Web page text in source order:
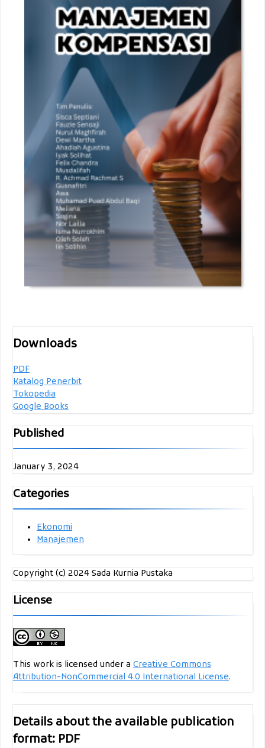
Downloads
PDF
Katalog Penerbit
Tokopedia
Google Books
Published
January 3, 2024
Categories
Ekonomi
Manajemen
Copyright (c) 2024 Sada Kurnia Pustaka
License
This work is licensed under a Creative Commons
Attribution-NonCommercial 4.0 International License.
Details about the available publication
format: PDF